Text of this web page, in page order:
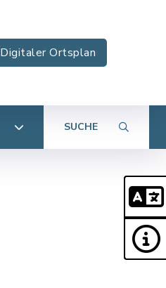
Digitaler Ortsplan
SUCHE